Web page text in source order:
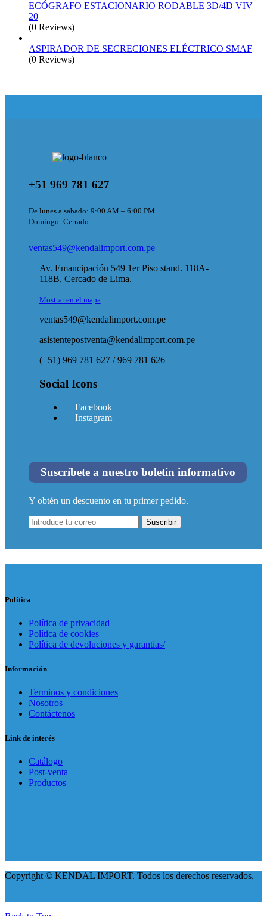
ECÓGRAFO ESTACIONARIO RODABLE 3D/4D VIV
20
(0 Reviews)
ASPIRADOR DE SECRECIONES ELÉCTRICO SMAF
(0 Reviews)
+51 969 781 627
De lunes a sabado: 9:00 AM – 6:00 PM
Domingo: Cerrado
ventas549@kendalimport.com.pe
Av. Emancipación 549 1er Piso stand. 118A-
118B, Cercado de Lima.
Mostrar en el mapa
ventas549@kendalimport.com.pe
asistentepostventa@kendalimport.com.pe
(+51) 969 781 627 / 969 781 626
Social Icons
Facebook
Instagram
Suscríbete a nuestro boletín informativo
Y obtén un descuento en tu primer pedido.
Suscribir
Política
Política de privacidad
Política de cookies
Política de devoluciones y garantias/
Información
Terminos y condiciones
Nosotros
Contáctenos
Link de interés
Catálogo
Post-venta
Productos
Copyright © KENDAL IMPORT. Todos los derechos reservados.